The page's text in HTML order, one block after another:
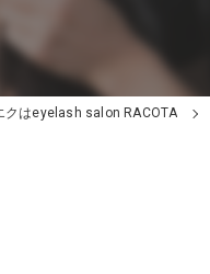
クはeyelash salon RACOTA